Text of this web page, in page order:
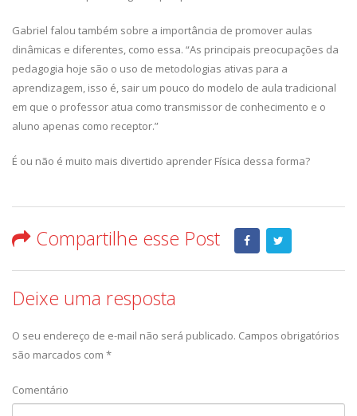
Gabriel falou também sobre a importância de promover aulas
dinâmicas e diferentes, como essa. “As principais preocupações da
pedagogia hoje são o uso de metodologias ativas para a
aprendizagem, isso é, sair um pouco do modelo de aula tradicional
em que o professor atua como transmissor de conhecimento e o
aluno apenas como receptor.”
É ou não é muito mais divertido aprender Física dessa forma?
Compartilhe esse Post
Deixe uma resposta
O seu endereço de e-mail não será publicado. Campos obrigatórios
são marcados com *
Comentário